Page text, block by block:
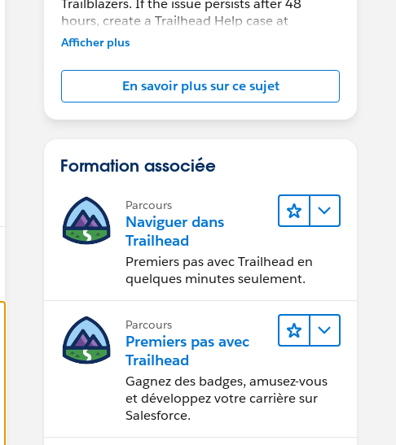
Trailblazers. If the issue persists after 48
hours, create a Trailhead Help case at
https://help.salesforce.com/s/support
Afficher plus
En savoir plus sur ce sujet
Formation associée
Parcours
Naviguer dans
Trailhead
Premiers pas avec Trailhead en
quelques minutes seulement.
Parcours
Premiers pas avec
Trailhead
Gagnez des badges, amusez-vous
et développez votre carrière sur
Salesforce.